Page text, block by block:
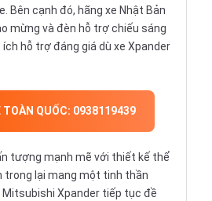
Bên cạnh đó, hãng xe Nhật Bản
mừng và đèn hỗ trợ chiếu sáng
hỗ trợ đáng giá dù xe Xpander
TOÀN QUỐC: 0938119439
tượng mạnh mẽ với thiết kế thể
trong lại mang một tinh thần
Mitsubishi Xpander tiếp tục đề